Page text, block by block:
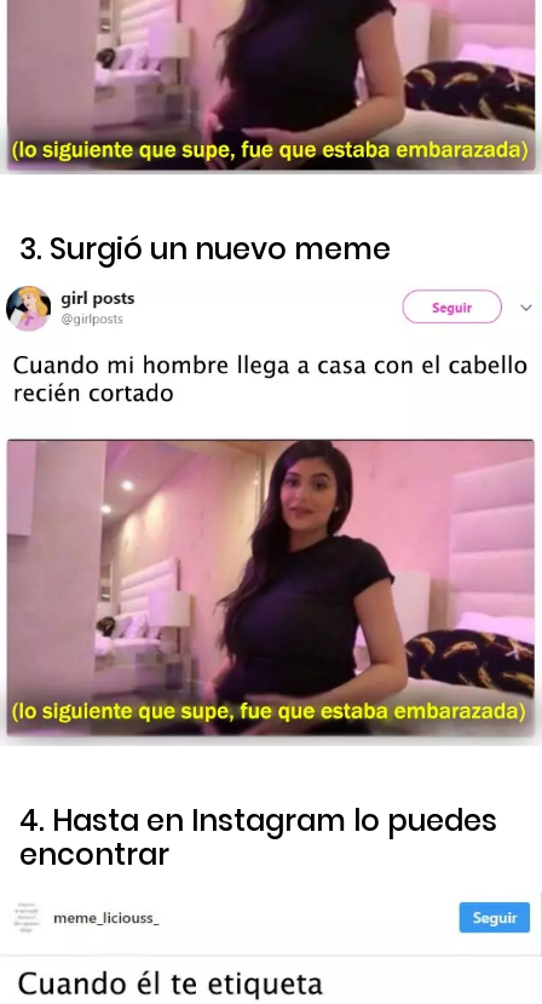
3. Surgió un nuevo meme
4. Hasta en Instagram lo puedes
encontrar